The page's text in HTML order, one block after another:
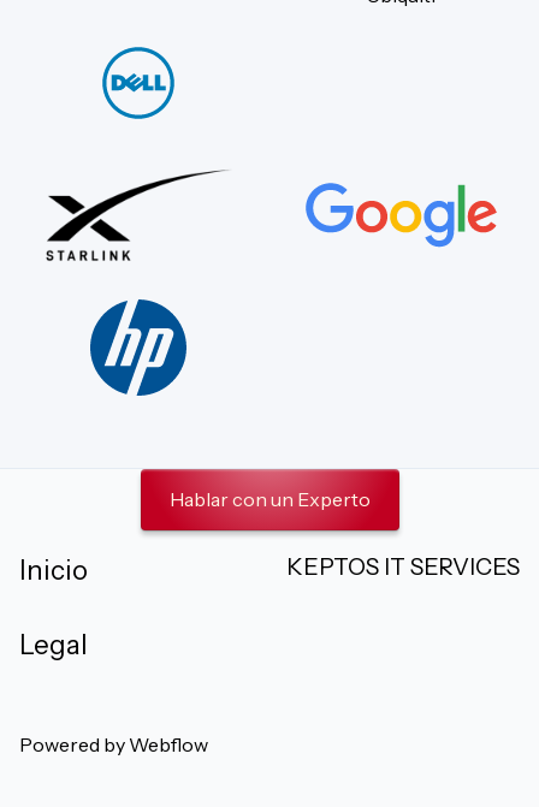
Hablar con un Experto
Inicio
Legal
KEPTOS IT SERVICES
Powered by Webflow